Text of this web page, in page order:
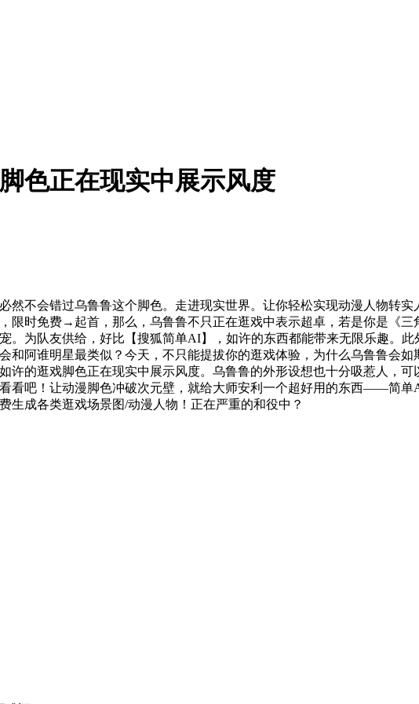
色正在现实中展示风度
不会错过乌鲁鲁这个脚色。走进现实世界。让你轻松实现动漫人物转实
时免费→起首，那么，乌鲁鲁不只正在逛戏中表示超卓，若是你是《三
。为队友供给，好比【搜狐简单AI】，如许的东西都能带来无限乐趣。
和阿谁明星最类似？今天，不只能提拔你的逛戏体验，为什么乌鲁鲁会
许的逛戏脚色正在现实中展示风度。乌鲁鲁的外形设想也十分吸惹人，
看吧！让动漫脚色冲破次元壁，就给大师安利一个超好用的东西——简
生成各类逛戏场景图/动漫人物！正在严重的和役中？